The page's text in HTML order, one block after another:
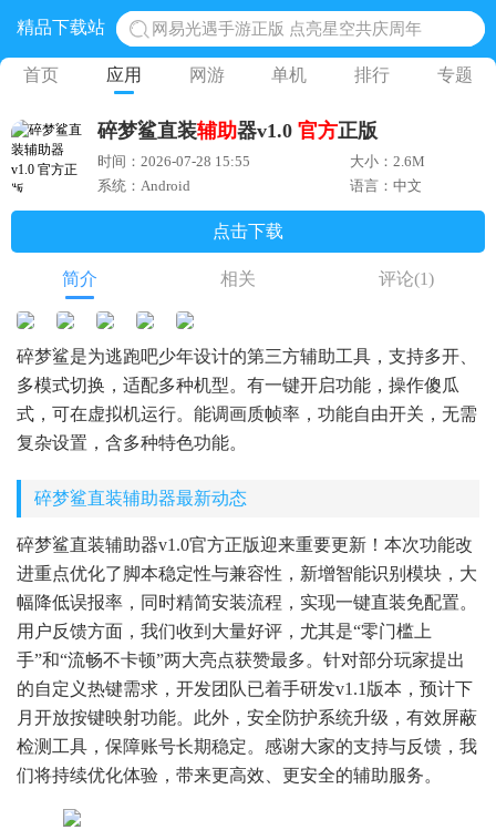
精品下载站
网易光遇手游正版 点亮星空共庆周年
黎明觉醒生机腾讯正版 黎明觉醒生机国际服
奥特曼王者传奇 正版奥特曼游戏
地铁跑酷体验服国际服 地铁跑酷体验服版本
首页 应用 网游 单机 排行 专题
碎梦鲨直装辅助器v1.0 官方正版
时间：2026-07-28 15:55
大小：2.6M
系统：Android
语言：中文
点击下载
简介 相关 评论(1)
碎梦鲨是为逃跑吧少年设计的第三方辅助工具，支持多开、
多模式切换，适配多种机型。有一键开启功能，操作傻瓜
式，可在虚拟机运行。能调画质帧率，功能自由开关，无需
复杂设置，含多种特色功能。
碎梦鲨直装辅助器最新动态
碎梦鲨直装辅助器v1.0官方正版迎来重要更新！本次功能改
进重点优化了脚本稳定性与兼容性，新增智能识别模块，大
幅降低误报率，同时精简安装流程，实现一键直装免配置。
用户反馈方面，我们收到大量好评，尤其是“零门槛上
手”和“流畅不卡顿”两大亮点获赞最多。针对部分玩家提出
的自定义热键需求，开发团队已着手研发v1.1版本，预计下
月开放按键映射功能。此外，安全防护系统升级，有效屏蔽
检测工具，保障账号长期稳定。感谢大家的支持与反馈，我
们将持续优化体验，带来更高效、更安全的辅助服务。